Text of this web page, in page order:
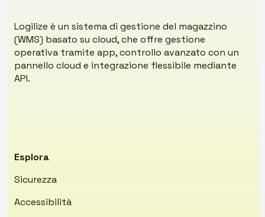
Logilize è un sistema di gestione del magazzino
(WMS) basato su cloud, che offre gestione
operativa tramite app, controllo avanzato con un
pannello cloud e integrazione flessibile mediante
API.
Esplora
Sicurezza
Accessibilità